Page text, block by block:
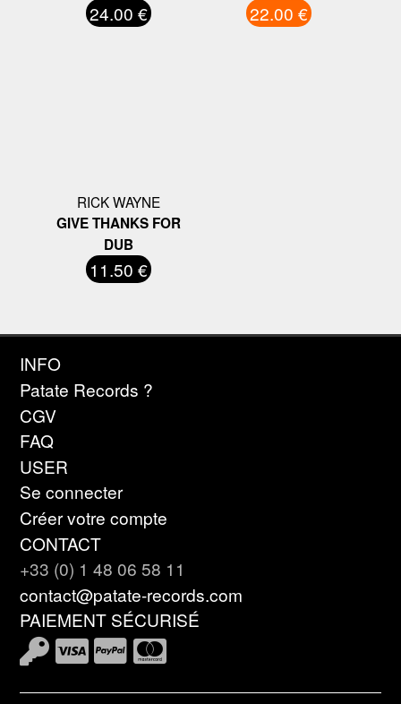
24.00 € 22.00 €
RICK WAYNE
GIVE THANKS FOR
DUB
11.50 €
INFO
Patate Records ?
CGV
FAQ
USER
Se connecter
Créer votre compte
CONTACT
+33 (0) 1 48 06 58 11
contact@patate-records.com
PAIEMENT SÉCURISÉ